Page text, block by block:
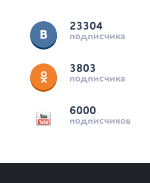
23304
подписчика
3803
подписчика
6000
подписчиков